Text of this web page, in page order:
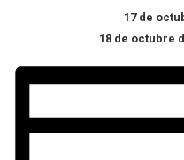
17 de
18 de octubre